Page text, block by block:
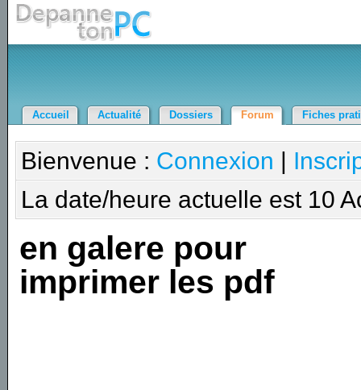
Accueil Actualité Dossiers Forum Fiches
Bienvenue : Connexion |
La date/heure actuelle est 10
en galere pour
imprimer les pdf